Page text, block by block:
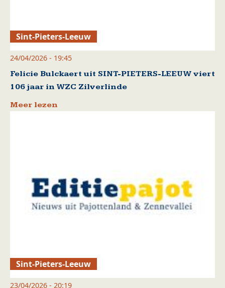
Sint-Pieters-Leeuw
24/04/2026 - 19:45
Felicie Bulckaert uit SINT-PIETERS-LEEUW viert
106 jaar in WZC Zilverlinde
Meer lezen
Sint-Pieters-Leeuw
23/04/2026 - 20:19